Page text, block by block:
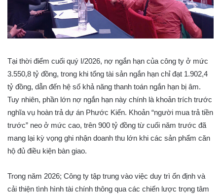
Tại thời điểm cuối quý I/2026, nợ ngắn hạn của công ty ở mức
3.550,8 tỷ đồng, trong khi tổng tài sản ngắn hạn chỉ đạt 1.902,4
tỷ đồng, dẫn đến hệ số khả năng thanh toán ngắn hạn bị âm.
Tuy nhiên, phần lớn nợ ngắn hạn này chính là khoản trích trước
nghĩa vụ hoàn trả dự án Phước Kiển. Khoản “người mua trả tiền
trước” neo ở mức cao, trên 900 tỷ đồng từ cuối năm trước đã
mang lại kỳ vọng ghi nhận doanh thu lớn khi các sản phẩm căn
hộ đủ điều kiện bàn giao.
Trong năm 2026; Công ty tập trung vào việc duy trì ổn định và
cải thiện tình hình tài chính thông qua các chiến lược trọng tâm